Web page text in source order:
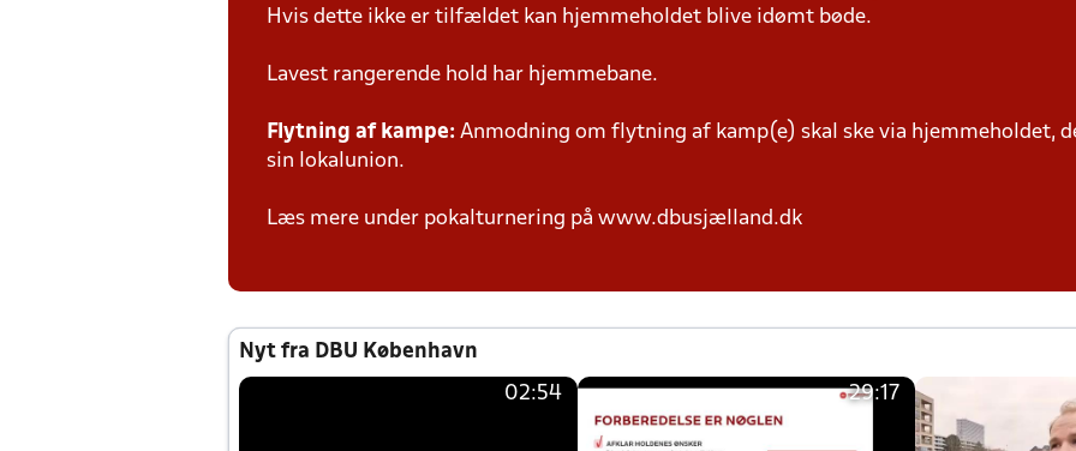
Hvis dette ikke er tilfældet kan hjemmeholdet blive idømt bøde.
Lavest rangerende hold har hjemmebane.
Flytning af kampe: Anmodning om flytning af kamp(e) skal ske via hjemmeholdet,
sin lokalunion.
Læs mere under pokalturnering på www.dbusjælland.dk
Nyt fra DBU København
02:54 29:17